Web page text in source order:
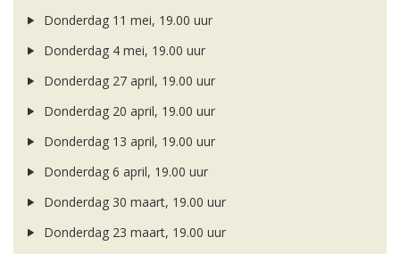
Donderdag 11 mei, 19.00 uur
Donderdag 4 mei, 19.00 uur
Donderdag 27 april, 19.00 uur
Donderdag 20 april, 19.00 uur
Donderdag 13 april, 19.00 uur
Donderdag 6 april, 19.00 uur
Donderdag 30 maart, 19.00 uur
Donderdag 23 maart, 19.00 uur